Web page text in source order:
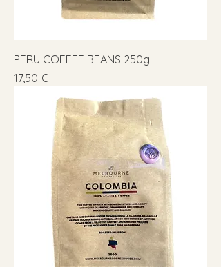
PERU COFFEE BEANS 250g
Precio
17,50 €